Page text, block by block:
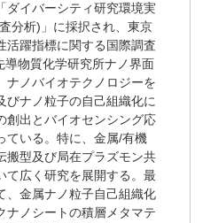
ダイバーシティ研究環境実
分析)」に採択され、東京
活躍指標に関する国際調査
導物質化学研究所ナノ界面
ナノバイオテクノロジーを
びナノ粒子の自己組織化に
創出とバイオセンシング応
ている。特に、金属/有機
搬型及び局在プラズモン共
て広く研究を展開する。最
、金属ナノ粒子自己組織化
ナノシートの積層メタマテ